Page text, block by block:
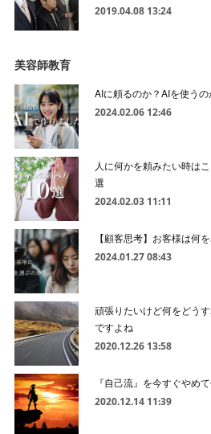
2019.04.08 13:24
美容師教育
AIに頼るのか？AIを使う
2024.02.06 12:46
人に何かを頼みたい時は
選
2024.02.03 11:11
【顧客思考】お客様は何
2024.01.27 08:43
頑張りたいけど何をどう
ですよね
2020.12.26 13:58
『自己流』を今すぐやめ
2020.12.14 11:39